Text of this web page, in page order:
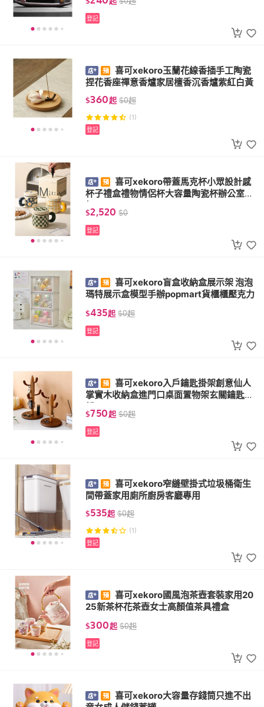
登記
喜可xekoro玉蘭花線香插手工陶瓷
捏花香座禪意香爐家居檀香沉香爐紫紅白黃
$360起 $0起
(1)
登記
喜可xekoro帶蓋馬克杯小眾設計感
杯子禮盒禮物情侶杯大容量陶瓷杯辦公室水
$2,520 $0
登記
喜可xekoro盲盒收納盒展示架 泡泡
瑪特展示盒模型手辦popmart貨櫃櫃壓克力
$435起 $0起
登記
喜可xekoro入戶鑰匙掛架創意仙人
掌實木收納盒進門口桌面置物架玄關鑰匙掛
$750起 $0起
登記
喜可xekoro窄縫壁掛式垃圾桶衛生
間帶蓋家用廁所廚房客廳專用
$535起 $0起
(1)
登記
喜可xekoro國風泡茶壺套裝家用20
25新茶杯花茶壺女士高顏值茶具禮盒
$300起 $0起
登記
喜可xekoro大容量存錢筒只進不出